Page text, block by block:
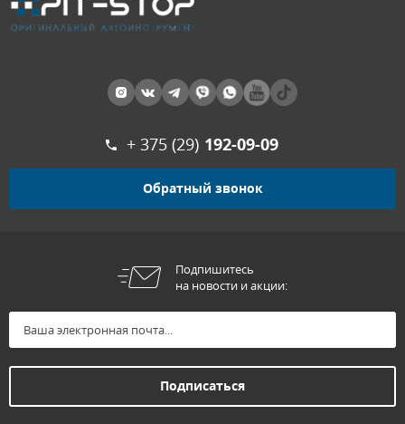
+ 375 (29) 192-09-09
Обратный звонок
Подпишитесь
на новости и акции: